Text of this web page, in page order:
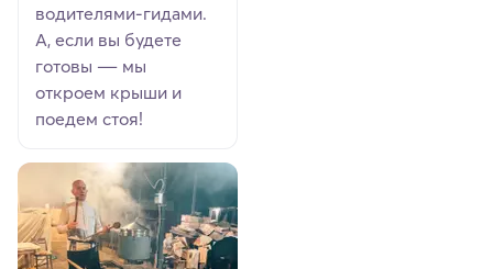
водителями-гидами.
А, если вы будете
готовы ― мы
откроем крыши и
поедем стоя!